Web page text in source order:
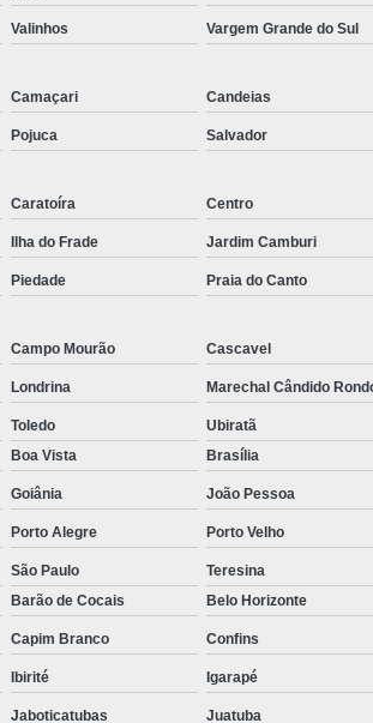
Rastreamento de Frotas Belo Horizonte
Empresa de Rastreamento de
Empresa de
Empresa de
Empresas de Monitoramento e
Rastreamento de Veículos
Rastreamento para Carros
Detector
Detector de Fadiga para Motorista
Sensor de Fadiga e Distração
Sensor de Fadiga Vw
Sensor
Camera Gravadora
Cameras para Veiculos com
Gravador de Video Veicular
Valinhos Vargem Grande do Sul
Camaçari Candeias
Pojuca Salvador
Caratoíra Centro
Ilha do Frade Jardim Camburi
Piedade Praia do Canto
Campo Mourão Cascavel
Londrina Marechal Cândido
Toledo Ubiratã
Boa Vista Brasília
Goiânia João Pessoa
Porto Alegre Porto Velho
São Paulo Teresina
Barão de Cocais Belo Horizonte
Capim Branco Confins
Ibirité Igarapé
Jaboticatubas Juatuba